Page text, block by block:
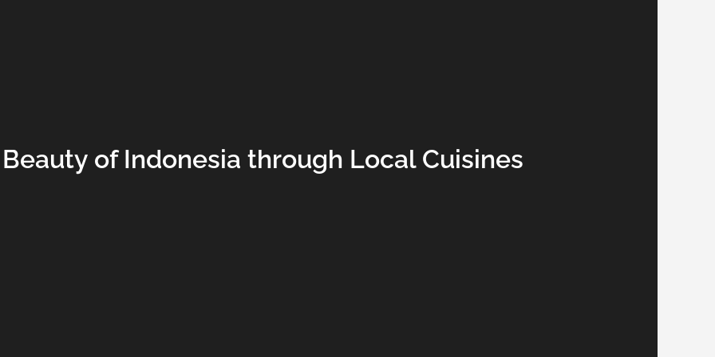
of Indonesia through Local Cuisines